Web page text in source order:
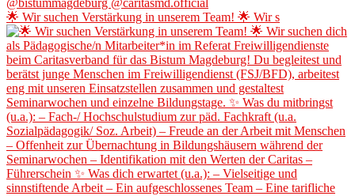
🌟 Wir suchen Verstärkung in unserem Team! 🌟 Wir s